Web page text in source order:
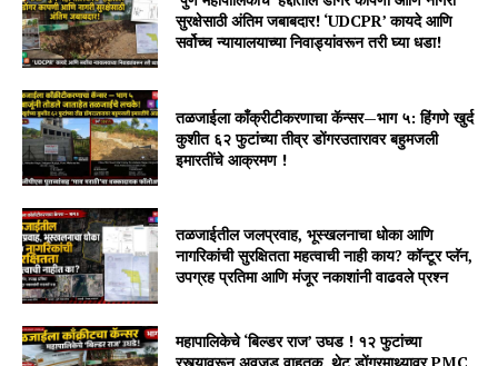
सुरक्षेसाठी अंतिम जबाबदार! ‘UDCPR’ कायदे आणि
सर्वोच्च न्यायालयाच्या निवाड्यांवरून तरी घ्या धडा!
तळजाईला काँक्रीटीकरणाचा कॅन्सर—भाग ५: हिंगणे खुर्द
कुशीत ६२ फुटांच्या तीव्र डोंगरउतारावर बहुमजली
इमारतींचे आक्रमण !
तळजाईतील जलप्रवाह, भूस्खलनाचा धोका आणि
नागरिकांची सुरक्षितता महत्वाची नाही काय? कॉन्टूर प्लॅन,
उपग्रह प्रतिमा आणि मंजूर नकाशांनी वाढवले प्रश्न
महापालिकेचे ‘बिल्डर राज’ उघड ! १२ फुटांच्या